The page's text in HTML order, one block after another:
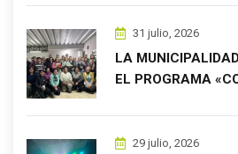
31 julio, 2026
LA
EL PROGRAMA
29 julio, 2026